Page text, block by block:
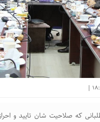
که صلاحیت شان تایید و